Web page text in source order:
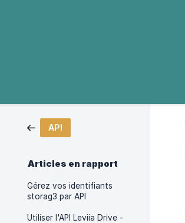
API
Articles en rapport
Gérez vos identifiants
storag3 par API
Utiliser l'API Leviia Drive -